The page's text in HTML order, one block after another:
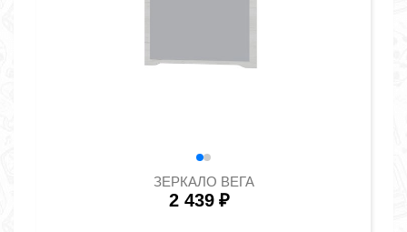
ЗЕРКАЛО ВЕГА
2 439 ₽